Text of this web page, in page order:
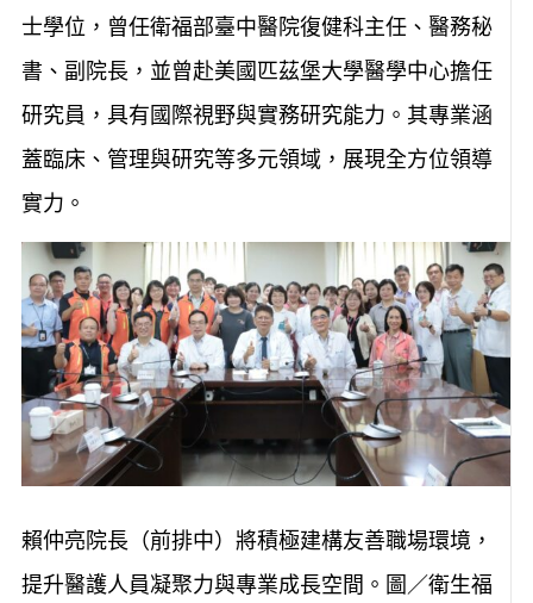
士學位，曾任衛福部臺中醫院復健科主任、醫務秘
書、副院長，並曾赴美國匹茲堡大學醫學中心擔任
研究員，具有國際視野與實務研究能力。其專業涵
蓋臨床、管理與研究等多元領域，展現全方位領導
實力。
賴仲亮院長（前排中）將積極建構友善職場環境，
提升醫護人員凝聚力與專業成長空間。圖／衛生福